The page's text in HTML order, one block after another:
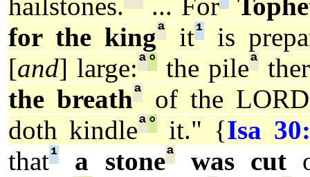
for the kingª it¹is
[and] large:ª° the pileª
the breathª
of the
doth kindleª° it." {Isa
that¹ a stoneª was cut